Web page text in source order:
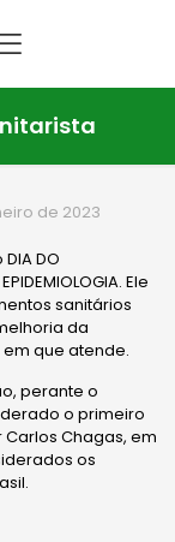
de 2023
DO
Ele
sanitários
da
que atende.
perante o
o primeiro
Chagas, em
os